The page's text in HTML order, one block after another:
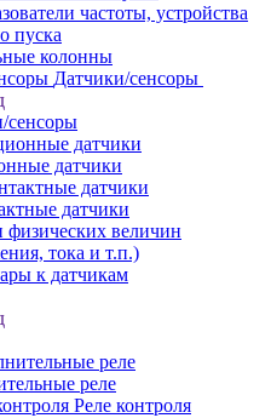
частоты, устройства
пуска
колонны
Датчики/сенсоры
сенсоры
датчики
датчики
физических величин
тока и т.п.)
к датчикам
реле
Реле контроля